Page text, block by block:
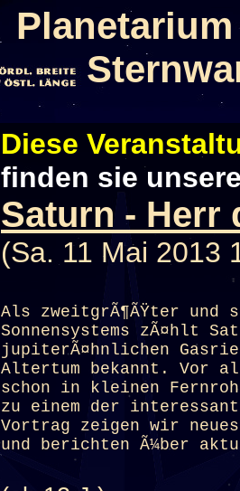
Diese
finden sie
Saturn - Herr
(Sa. 11 Mai 2013
Als zweitgrÃ¶ÃŸter und
Sonnensystems zÃ¤hlt
jupiterÃ¤hnlichen
Altertum bekannt. Vor
schon in kleinen
zu einem der
Vortrag zeigen wir
und berichten Ã¼ber